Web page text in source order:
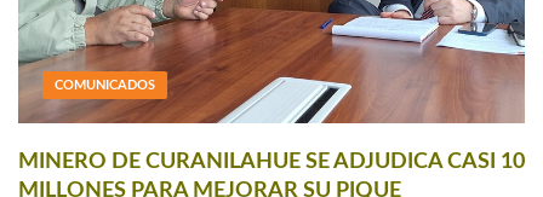
COMUNICADOS
MINERO DE CURANILAHUE SE ADJUDICA CASI 10
MILLONES PARA MEJORAR SU PIQUE